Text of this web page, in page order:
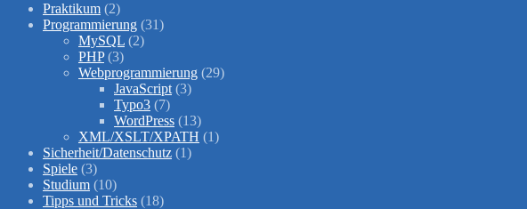
Praktikum (2)
Programmierung (31)
MySQL (2)
PHP(3)
Webprogrammierung (29)
JavaScript (3)
Typo3 (7)
WordPress (13)
XML/XSLT/XPATH (1)
Sicherheit/Datenschutz (1)
Spiele (3)
Studium (10)
Tipps und Tricks (18)